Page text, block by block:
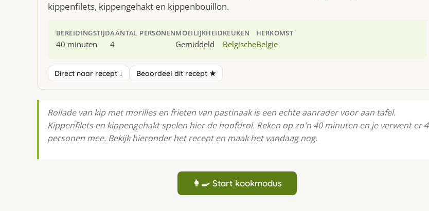
kippenfilets, kippengehakt en kippenbouillon.
BEREIDINGSTIJD
40 minuten
AANTAL PERSONEN
4
MOEILIJKHEID
Gemiddeld
KEUKEN
Belgische
HERKOMST
Belgie
Direct naar recept ↓ Beoordeel dit recept ★
Rollade van kip met morilles en frieten van pastinaak is een echte aanrader voor aan tafel.
Kippenfilets en kippengehakt spelen hier de hoofdrol. Reken op zo'n 40 minuten en je verwent er 4
personen mee. Bekijk hieronder het recept en maak het vandaag nog.
👩‍🍳 Start kookmodus